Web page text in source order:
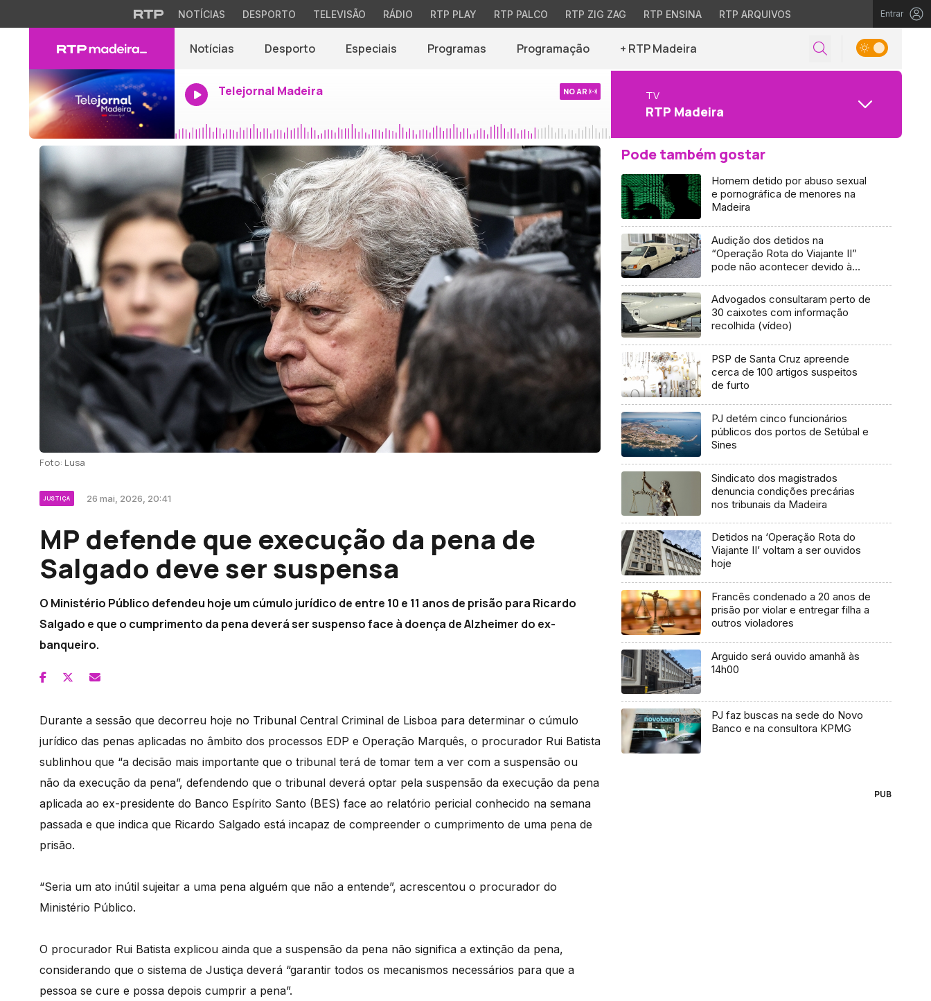
NOTÍCIAS DESPORTO TELEVISÃO RÁDIO RTP PLAY RTP PALCO RTP ZIG ZAG RTP ENSINA RTP ARQUIVOS Entrar
Notícias Desporto Especiais Programas Programação + RTP Madeira
Telejornal Madeira NO AR TV
RTP Madeira
Foto: Lusa
JUSTIÇA 26 mai, 2026, 20:41
MP defende que execução da pena de
Salgado deve ser suspensa
O Ministério Público defendeu hoje um cúmulo jurídico de entre 10 e 11 anos de prisão para Ricardo
Salgado e que o cumprimento da pena deverá ser suspenso face à doença de Alzheimer do ex-
banqueiro.
Durante a sessão que decorreu hoje no Tribunal Central Criminal de Lisboa para determinar o cúmulo
jurídico das penas aplicadas no âmbito dos processos EDP e Operação Marquês, o procurador Rui Batista
sublinhou que “a decisão mais importante que o tribunal terá de tomar tem a ver com a suspensão ou
não da execução da pena”, defendendo que o tribunal deverá optar pela suspensão da execução da pena
aplicada ao ex-presidente do Banco Espírito Santo (BES) face ao relatório pericial conhecido na semana
passada e que indica que Ricardo Salgado está incapaz de compreender o cumprimento de uma pena de
prisão.
“Seria um ato inútil sujeitar a uma pena alguém que não a entende”, acrescentou o procurador do
Ministério Público.
O procurador Rui Batista explicou ainda que a suspensão da pena não significa a extinção da pena,
considerando que o sistema de Justiça deverá “garantir todos os mecanismos necessários para que a
pessoa se cure e possa depois cumprir a pena”.
Pode também gostar
Homem detido por abuso sexual
e pornográfica de menores na
Madeira
Audição dos detidos na
“Operação Rota do Viajante II”
pode não acontecer devido à
Advogados consultaram perto de
30 caixotes com informação
recolhida (vídeo)
PSP de Santa Cruz apreende
cerca de 100 artigos suspeitos
de furto
PJ detém cinco funcionários
públicos dos portos de Setúbal e
Sines
Sindicato dos magistrados
denuncia condições precárias
nos tribunais da Madeira
Detidos na ‘Operação Rota do
Viajante II’ voltam a ser ouvidos
hoje
Francês condenado a 20 anos de
prisão por violar e entregar filha a
outros violadores
Arguido será ouvido amanhã às
14h00
PJ faz buscas na sede do Novo
Banco e na consultora KPMG
PUB